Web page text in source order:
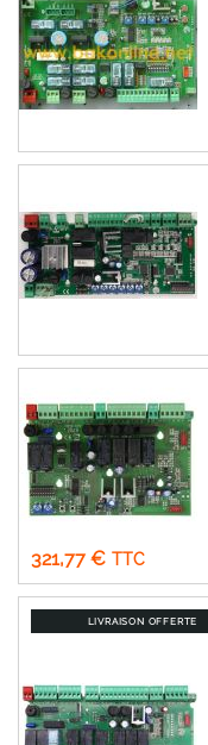
279,84 €
321,77 €
LIVRAISON OFFERTE